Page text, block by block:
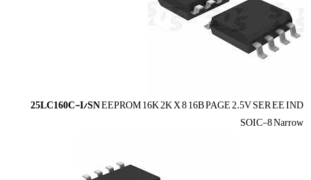
25LC160C-I/SNEEPROM 16K 2K X 8 16B PAGE 2.5V SER EE IND
SOIC-8 Narrow